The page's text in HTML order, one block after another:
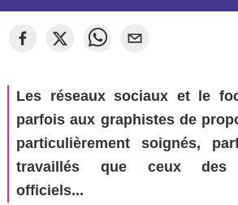
Les réseaux sociaux et le
parfois aux graphistes de
particulièrement soignés,
travaillés que ceux des
officiels...